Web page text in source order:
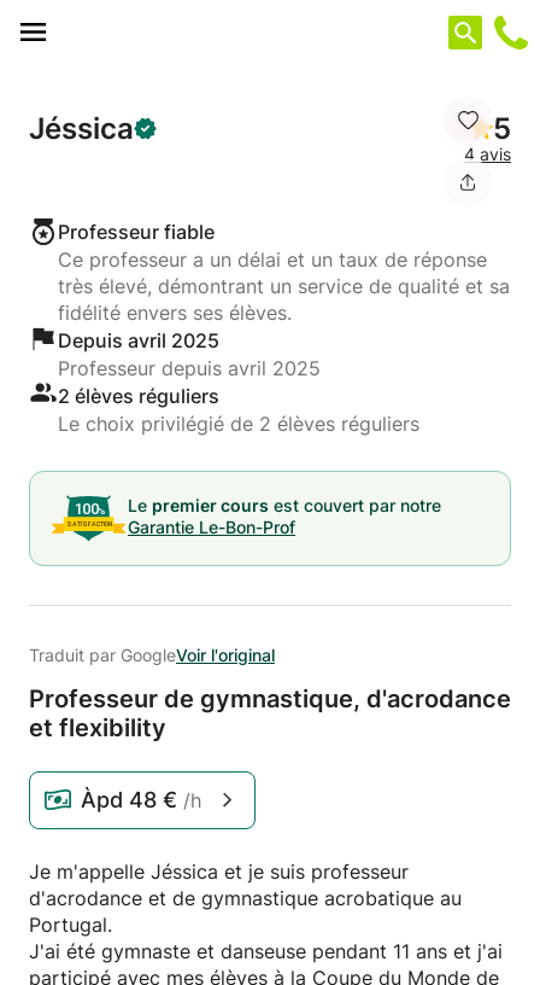
Jéssica 5
4 avis
Professeur fiable
Ce professeur a un délai et un taux de réponse
très élevé, démontrant un service de qualité et sa
fidélité envers ses élèves.
Depuis avril 2025
Professeur depuis avril 2025
2 élèves réguliers
Le choix privilégié de 2 élèves réguliers
Le premier cours est couvert par notre
Garantie Le-Bon-Prof
Traduit par GoogleVoir l'original
Professeur de gymnastique, d'acrodance
et flexibility
Àpd 48 € /h
Je m'appelle Jéssica et je suis professeur
d'acrodance et de gymnastique acrobatique au
Portugal.
J'ai été gymnaste et danseuse pendant 11 ans et j'ai
participé avec mes élèves à la Coupe du Monde de